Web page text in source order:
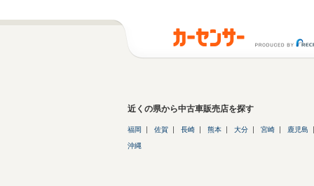
近くの県から中古車販売店を探す
福岡 佐賀 長崎 熊本 大分 宮崎 鹿児島
沖縄